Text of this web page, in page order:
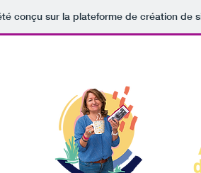
conçu sur la plateforme de création de